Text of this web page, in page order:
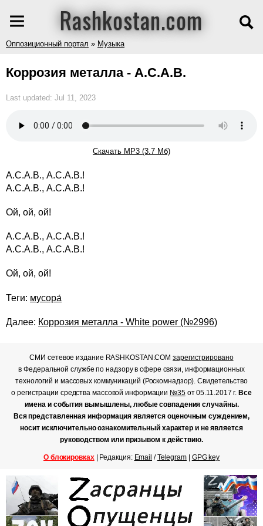
Rashkostan.com
Оппозиционный портал » Музыка
Коррозия металла - A.C.A.B.
Last updated: Jul 11, 2023
Скачать MP3 (3.7 Мб)
А.С.А.В., А.С.А.В.!
А.С.А.В., А.С.А.В.!
Ой, ой, ой!
А.С.А.В., А.С.А.В.!
А.С.А.В., А.С.А.В.!
Ой, ой, ой!
Теги: мусора́
Далее: Коррозия металла - White power (№2996)
СМИ сетевое издание RASHKOSTAN.COMзарегистрировано
в Федеральной службе по надзору в сфере связи, информационных
технологий и массовых коммуникаций (Роскомнадзор). Свидетельство
о регистрации средства массовой информации №35от 05.11.2017 г. Все
имена и события вымышлены, любые совпадения случайны.
Вся представленная информация является оценочным суждением,
носит исключительно ознакомительный характер и не является
руководством или призывом к действию.
О блокировках| Редакция: Email /Telegram| GPG key